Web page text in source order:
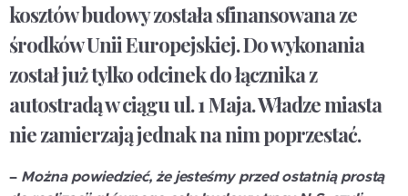
kosztów budowy została sfinansowana ze
środków Unii Europejskiej. Do wykonania
został już tylko odcinek do łącznika z
autostradą w ciągu ul. 1 Maja. Władze miasta
nie zamierzają jednak na nim poprzestać.
– Można powiedzieć, że jesteśmy przed ostatnią prostą